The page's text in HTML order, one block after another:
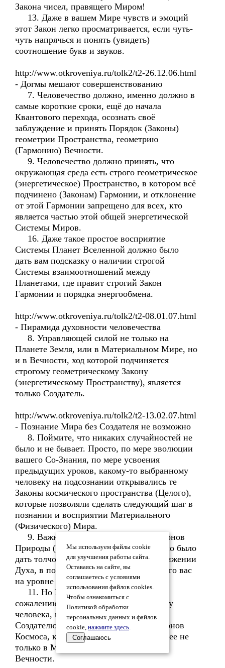
Закона чисел, правящего Миром!
13. Даже в вашем Мире чувств и эмоций
этот Закон легко просматривается, если чуть-
чуть напрячься и понять (увидеть)
соотношение букв и звуков.
http://www.otkroveniya.ru/tolk2/t2-26.12.06.html
- Догмы мешают совершенствованию
7. Человечество должно, именно должно в
самые короткие сроки, ещё до начала
Квантового перехода, осознать своё
заблуждение и принять Порядок (Законы)
геометрии Пространства, геометрию
(Гармонию) Вечности.
9. Человечество должно принять, что
окружающая среда есть строго геометрическое
(энергетическое) Пространство, в котором всё
подчинено (Законам) Гармонии, и отклонение
от этой Гармонии запрещено для всех, кто
является частью этой общей энергетической
Системы Миров.
16. Даже такое простое восприятие
Системы Планет Вселенной должно было
дать вам подсказку о наличии строгой
Системы взаимоотношений между
Планетами, где правит строгий Закон
Гармонии и порядка энергообмена.
http://www.otkroveniya.ru/tolk2/t2-08.01.07.html
- Пирамида духовности человечества
8. Управляющей силой не только на
Планете Земля, или в Материальном Мире, но
и в Вечности, ход которой подчиняется
строгому геометрическому Закону
(энергетическому Пространству), является
только Создатель.
http://www.otkroveniya.ru/tolk2/t2-13.02.07.html
- Познание Мира без Создателя не возможно
8. Поймите, что никаких случайностей не
было и не бывает. Просто, по мере эволюции
вашего Со-Знания, по мере усвоения
предыдущих уроков, какому-то выбранному
человеку на подсознании открывались те
Законы космического пространства (Целого),
которые позволяли сделать следующий шаг в
познании и восприятии Материального
(Физического) Мира.
9. Важнее то, что открытие вам Законов
Природы (Материального Мира) должно было
дать толчок вашему Со-Знанию в постижении
Духа, в постижении Мира, окружающего вас
на уровне высоких вибраций.
11. Но Мои Великие подсказки, к
сожалению, становились гимном разуму
человека, но ни разу не стали гимном
Создателю и той строгой Системе Канонов
Космоса, которой подчиняется всё Сущее не
только в Материальном Мире, но и в
Вечности.
Мы используем файлы cookie
для улучшения работы сайта.
Оставаясь на сайте, вы
соглашаетесь с условиями
использования файлов cookies.
Чтобы ознакомиться с
Политикой обработки
персональных данных и файлов
cookie, нажмите здесь.
Соглашаюсь